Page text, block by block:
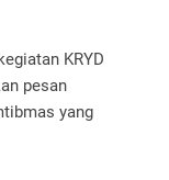
KRYD
pesan
yang